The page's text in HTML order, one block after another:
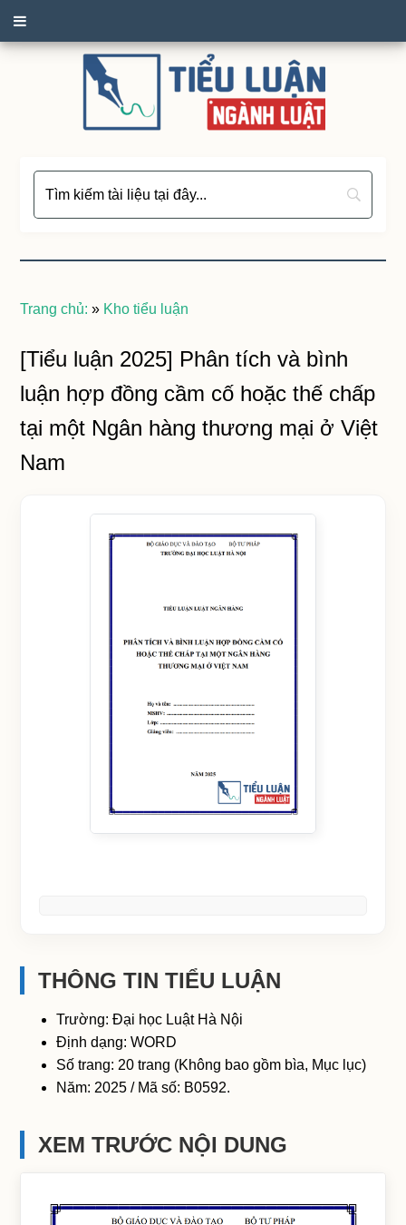
Trang chủ: » Kho tiểu luận
[Tiểu luận 2025] Phân tích và bình
luận hợp đồng cầm cố hoặc thế chấp
tại một Ngân hàng thương mại ở Việt
Nam
THÔNG TIN TIỂU LUẬN
Trường: Đại học Luật Hà Nội
Định dạng: WORD
Số trang: 20 trang (Không bao gồm bìa, Mục lục)
Năm: 2025 / Mã số: B0592.
XEM TRƯỚC NỘI DUNG